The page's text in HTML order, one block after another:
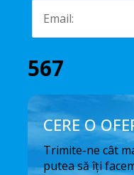
567
CERE O
Trimite-ne cât
putea să îți